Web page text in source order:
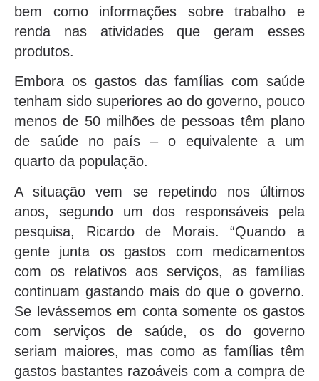
bem como informações sobre trabalho e
renda nas atividades que geram esses
produtos.
Embora os gastos das famílias com saúde
tenham sido superiores ao do governo, pouco
menos de 50 milhões de pessoas têm plano
de saúde no país – o equivalente a um
quarto da população.
A situação vem se repetindo nos últimos
anos, segundo um dos responsáveis pela
pesquisa, Ricardo de Morais. “Quando a
gente junta os gastos com medicamentos
com os relativos aos serviços, as famílias
continuam gastando mais do que o governo.
Se levássemos em conta somente os gastos
com serviços de saúde, os do governo
seriam maiores, mas como as famílias têm
gastos bastantes razoáveis com a compra de